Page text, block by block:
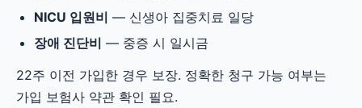
NICU 입원비 — 신생아 집중치료 일당
장애 진단비 — 중증 시 일시금
22주 이전 가입한 경우 보장. 정확한 청구 가능 여부는
가입 보험사 약관 확인 필요.